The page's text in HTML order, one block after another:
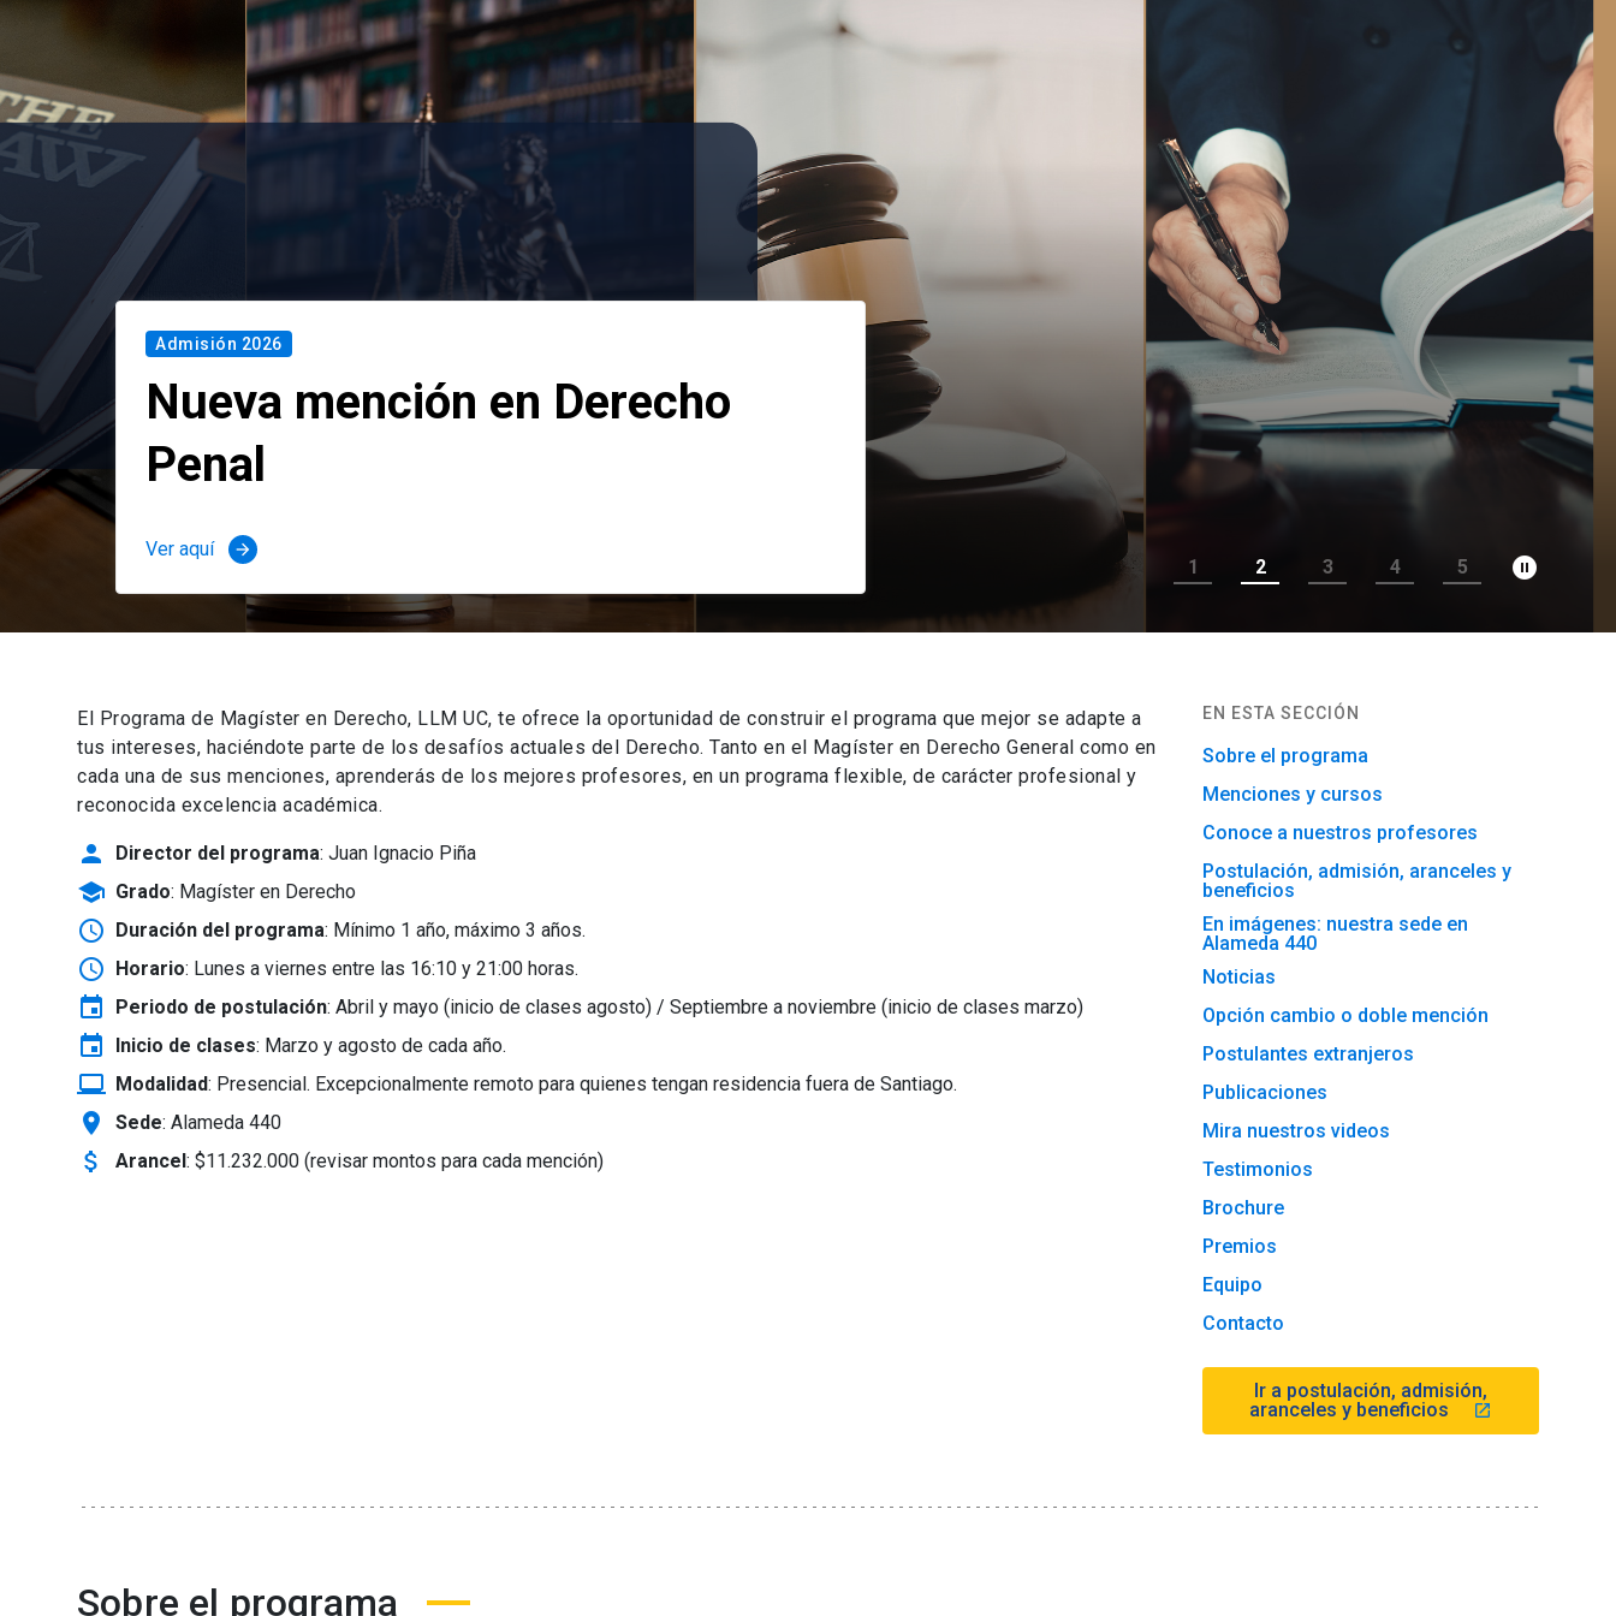
Admisión 2026
Nueva mención en Derecho
Penal
Ver aquí arrow_forward
1 2 3 4 5 pause_circle_filled
El Programa de Magíster en Derecho, LLM UC, te ofrece la oportunidad de construir el programa que mejor se adapte a
tus intereses, haciéndote parte de los desafíos actuales del Derecho. Tanto en el Magíster en Derecho General como en
cada una de sus menciones, aprenderás de los mejores profesores, en un programa flexible, de carácter profesional y
reconocida excelencia académica.
person Director del programa: Juan Ignacio Piña
school Grado: Magíster en Derecho
schedule Duración del programa: Mínimo 1 año, máximo 3 años.
schedule Horario: Lunes a viernes entre las 16:10 y 21:00 horas.
event Periodo de postulación: Abril y mayo (inicio de clases agosto) / Septiembre a noviembre (inicio de clases marzo)
event Inicio de clases: Marzo y agosto de cada año.
laptop_windows Modalidad: Presencial. Excepcionalmente remoto para quienes tengan residencia fuera de Santiago.
location_on Sede: Alameda 440
attach_money Arancel: $11.232.000 (revisar montos para cada mención)
EN ESTA SECCIÓN
Sobre el programa
Menciones y cursos
Conoce a nuestros profesores
Postulación, admisión, aranceles y
beneficios
En imágenes: nuestra sede en
Alameda 440
Noticias
Opción cambio o doble mención
Postulantes extranjeros
Publicaciones
Mira nuestros videos
Testimonios
Brochure
Premios
Equipo
Contacto
Ir a postulación, admisión,
aranceles y beneficios
launch
Sobre el programa